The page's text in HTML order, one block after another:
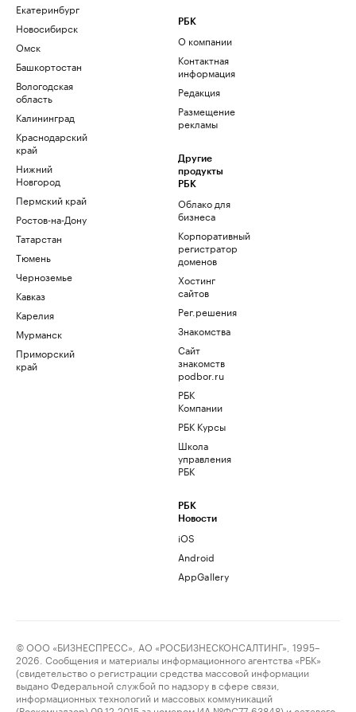
Екатеринбург
Новосибирск
Омск
Башкортостан
Вологодская
область
Калининград
Краснодарский
край
Нижний
Новгород
Пермский край
Ростов-на-Дону
Татарстан
Тюмень
Черноземье
Кавказ
Карелия
Мурманск
Приморский
край
РБК
О компании
Контактная
информация
Редакция
Размещение
рекламы
Другие
продукты
РБК
Облако для
бизнеса
Корпоративный
регистратор
доменов
Хостинг
сайтов
Рег.решения
Знакомства
Сайт
знакомств
podbor.ru
РБК
Компании
РБК Курсы
Школа
управления
РБК
РБК
Новости
iOS
Android
AppGallery
© ООО «БИЗНЕСПРЕСС», АО «РОСБИЗНЕСКОНСАЛТИНГ», 1995–
2026. Сообщения и материалы информационного агентства «РБК»
(свидетельство о регистрации средства массовой информации
выдано Федеральной службой по надзору в сфере связи,
информационных технологий и массовых коммуникаций